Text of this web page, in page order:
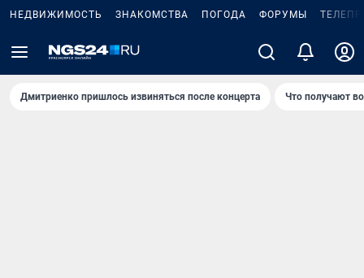
НЕДВИЖИМОСТЬ ЗНАКОМСТВА ПОГОДА ФОРУМЫ
Дмитриенко пришлось извиняться после концертa Что получают